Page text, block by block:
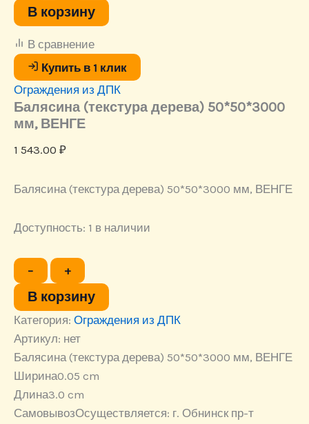
Балясина
(текстура
50*50*3000
ВЕНГЕ
В корзину
В сравнение
Купить в 1 клик
Ограждения из ДПК
Балясина (текстура дерева) 50*50*3000
мм, ВЕНГЕ
1 543.00 ₽
Балясина (текстура дерева) 50*50*3000 мм, ВЕНГЕ
Доступность: 1 в наличии
−
Количество
товара
Балясина
(текстура
дерева)
мм,
ВЕНГЕ
+
В корзину
Категория: Ограждения из ДПК
Артикул: нет
Балясина (текстура дерева) 50*50*3000 мм, ВЕНГЕ
Ширина0.05 cm
Длина3.0 cm
СамовывозОсуществляется: г. Обнинск пр-т